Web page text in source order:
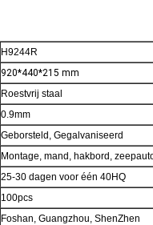
H9244R
920*440*215 mm
Roestvrij staal
0.9mm
Geborsteld, Gegalvaniseerd
Montage, mand, hakbord,
25-30 dagen voor één 40HQ
100pcs
Foshan, Guangzhou, ShenZhen